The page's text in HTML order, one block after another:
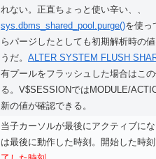
れない。正直ちょっと使い辛い、、
sys.dbms_shared_pool.purge()を使っ
らパージしたとしても初期解析時の
うだ。 ALTER SYSTEM FLUSH
有プールをフラッシュした場合はこ
る。V$SESSIONではMODULE/
新の値が確認できる。
当子カーソルが最後にアクティブに
は最後に動作した時刻。開始した時